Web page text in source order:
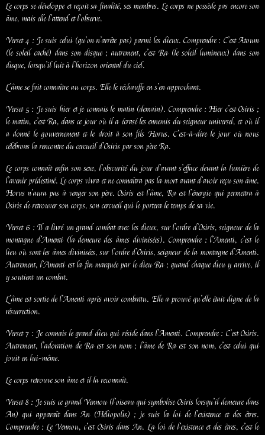
Le corps se développe et reçoit sa finalité, ses membres. Le corps ne possède pas encore son
âme, mais elle l’attend et l’observe.
Verset 4 : Je suis celui (qu’on n’arrête pas) parmi les dieux. Comprendre : C’est Atoum
(le soleil caché) dans son disque ; autrement, c’est Ra (le soleil lumineux) dans son
disque, lorsqu’il luit à l’horizon oriental du ciel.
L’âme se fait connaître au corps. Elle le réchauffe en s’en approchant.
Verset 5 : Je suis hier et je connais le matin (demain). Comprendre : Hier c’est Osiris ;
le matin, c’est Ra, dans ce jour où il a écrasé les ennemis du seigneur universel, et où il
a donné le gouvernement et le droit à son fils Horus. C’est-à-dire le jour où nous
célébrons la rencontre du cercueil d’Osiris par son père Ra.
Le corps connaît enfin son sexe, l’obscurité du jour d’avant s’efface devant la lumière de
l’avenir prédestiné. Le corps vivra et ne connaîtra pas la mort avant d’avoir reçu son âme.
Horus n’aura pas à venger son père. Osiris est l’âme, Ra est l’énergie qui permettra à
Osiris de retrouver son corps, son cercueil qui le portera le temps de sa vie.
Verset 6 : Il a livré un grand combat avec les dieux, sur l’ordre d’Osiris, seigneur de la
montagne d’Amenti (la demeure des âmes divinisées). Comprendre : l’Amenti, c’est le
lieu où sont les âmes divinisées, sur l’ordre d’Osiris, seigneur de la montagne d’Amenti.
Autrement, l’Amenti est la fin marquée par le dieu Ra ; quand chaque dieu y arrive, il
y soutient un combat.
L’âme est sortie de l’Amenti après avoir combattu. Elle a prouvé qu’elle était digne de la
résurrection.
Verset 7 : Je connais le grand dieu qui réside dans l’Amenti. Comprendre : C’est Osiris.
Autrement, l’adoration de Ra est son nom ; l’âme de Ra est son nom, c’est celui qui
jouit en lui-même.
Le corps retrouve son âme et il la reconnaît.
Verset 8 : Je suis ce grand Vennou (l’oiseau qui symbolise Osiris lorsqu’il demeure dans
An) qui apparaît dans An (Héliopolis) ; je suis la loi de l’existence et des êtres.
Comprendre : Le Vennou, c’est Osiris dans An. La loi de l’existence et des êtres, c’est le